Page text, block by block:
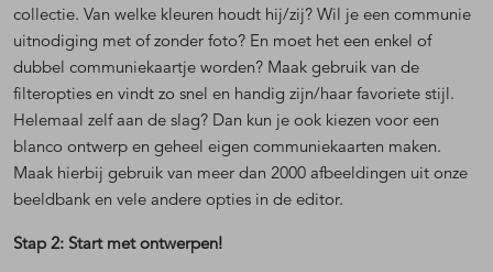
collectie. Van welke kleuren houdt hij/zij? Wil je een communie
uitnodiging met of zonder foto? En moet het een enkel of
dubbel communiekaartje worden? Maak gebruik van de
filteropties en vindt zo snel en handig zijn/haar favoriete stijl.
Helemaal zelf aan de slag? Dan kun je ook kiezen voor een
blanco ontwerp en geheel eigen communiekaarten maken.
Maak hierbij gebruik van meer dan 2000 afbeeldingen uit onze
beeldbank en vele andere opties in de editor.
Stap 2: Start met ontwerpen!